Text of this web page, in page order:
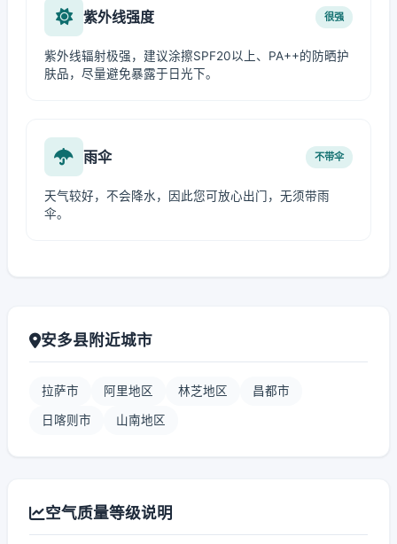
紫外线强度 很强
紫外线辐射极强，建议涂擦SPF20以上、PA++的防晒护
肤品，尽量避免暴露于日光下。
雨伞 不带伞
天气较好，不会降水，因此您可放心出门，无须带雨
伞。
安多县附近城市
拉萨市 阿里地区 林芝地区 昌都市
日喀则市 山南地区
空气质量等级说明